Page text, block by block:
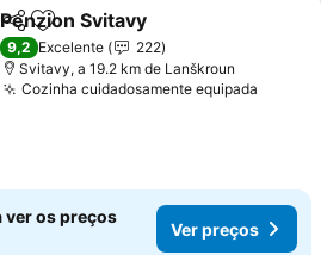
PartilharAdicionar aos favoritos
Penzion Svitavy
9,2 Excelente
222
Svitavy, a 19.2 km de Lanškroun
Cozinha cuidadosamente equipada
ver os preços
Ver preços